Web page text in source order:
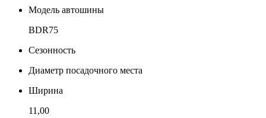
Модель автошины
BDR75
Сезонность
Диаметр посадочного места
Ширина
11,00